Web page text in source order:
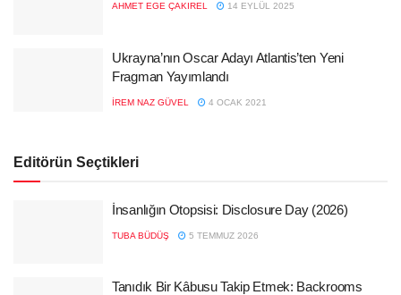
AHMET EGE ÇAKIREL 14 EYLÜL 2025
Ukrayna’nın Oscar Adayı Atlantis’ten Yeni
Fragman Yayımlandı
İREM NAZ GÜVEL 4 OCAK 2021
Editörün Seçtikleri
İnsanlığın Otopsisi: Disclosure Day (2026)
TUBA BÜDÜŞ 5 TEMMUZ 2026
Tanıdık Bir Kâbusu Takip Etmek: Backrooms